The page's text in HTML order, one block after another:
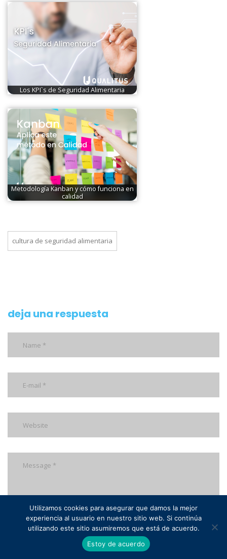
Los KPI`s de Seguridad Alimentaria
Metodología Kanban y cómo funciona en
calidad
cultura de seguridad alimentaria
deja una respuesta
post a comment
Utilizamos cookies para asegurar que damos la mejor
experiencia al usuario en nuestro sitio web. Si continúa
utilizando este sitio asumiremos que está de acuerdo.
Estoy de acuerdo